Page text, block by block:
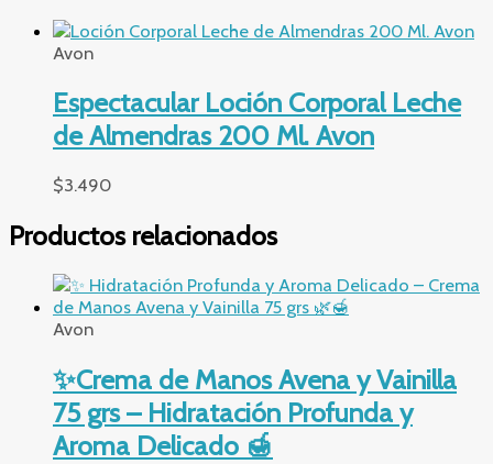
Avon
Espectacular Loción Corporal Leche
de Almendras 200 Ml. Avon
$3.490
Productos relacionados
Avon
✨Crema de Manos Avena y Vainilla
75 grs – Hidratación Profunda y
Aroma Delicado 🍯